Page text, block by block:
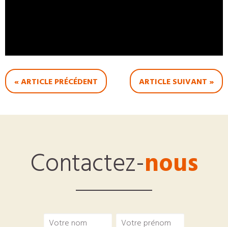
« ARTICLE PRÉCÉDENT ARTICLE SUIVANT »
Contactez-nous